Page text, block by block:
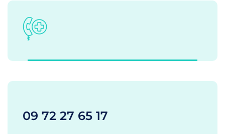
09 72 27 65 17